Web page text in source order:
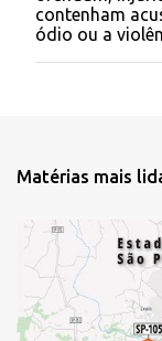
a
r
u
n
i
o
contenham
ódio ou a
Matérias mais